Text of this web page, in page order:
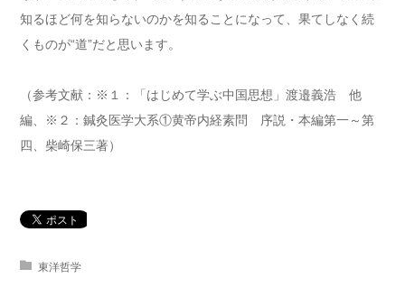
知るほど何を知らないのかを知ることになって、果てしなく続
くものが“道”だと思います。
（参考文献：※１：「はじめて学ぶ中国思想」渡邉義浩 他
編、※２：鍼灸医学大系①黄帝内経素問 序説・本編第一～第
四、柴崎保三著）
東洋哲学